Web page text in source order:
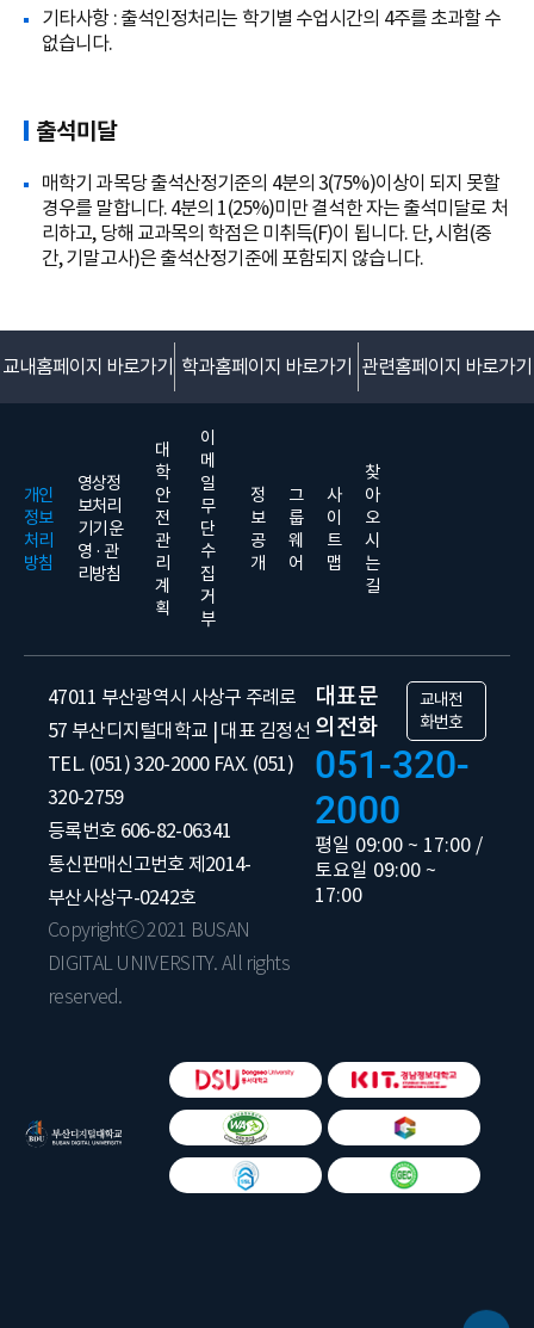
기타사항 : 출석인정처리는 학기별 수업시간의 4주를 초과할 수
없습니다.
출석미달
매학기 과목당 출석산정기준의 4분의 3(75%)이상이 되지 못할
경우를 말합니다. 4분의 1(25%)미만 결석한 자는 출석미달로 처
리하고, 당해 교과목의 학점은 미취득(F)이 됩니다. 단, 시험(중
간, 기말고사)은 출석산정기준에 포함되지 않습니다.
교내홈페이지 바로가기 학과홈페이지 바로가기 관련홈페이지 바로가기
개인
정보
처리
방침
영상정
보처리
기기 운
영 · 관
리방침
대
학
안
전
관
리
계
획
이
메
일
무
단
수
집
거
부
정
보
공
개
그
룹
웨
어
사
이
트
맵
찾
아
오
시
는
길
47011 부산광역시 사상구 주례로
57 부산디지털대학교 | 대표 김정선
TEL. (051) 320-2000 FAX. (051)
320-2759
등록번호 606-82-06341
통신판매신고번호 제2014-
부산사상구-0242호
Copyrightⓒ 2021 BUSAN
DIGITAL UNIVERSITY. All rights
reserved.
대표문
의전화
교내전
화번호
051-320-
2000
평일 09:00 ~ 17:00 /
토요일 09:00 ~
17:00